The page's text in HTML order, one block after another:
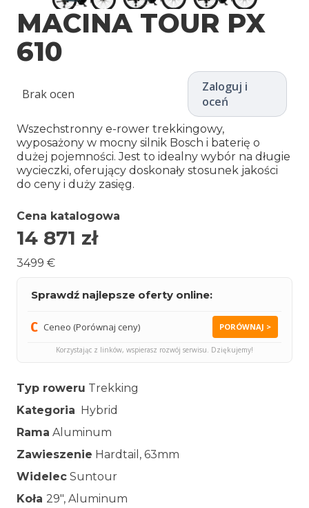
MACINA TOUR PX
610
Brak ocen
Zaloguj i
oceń
Wszechstronny e-rower trekkingowy,
wyposażony w mocny silnik Bosch i baterię o
dużej pojemności. Jest to idealny wybór na długie
wycieczki, oferujący doskonały stosunek jakości
do ceny i duży zasięg.
Cena katalogowa
14 871 zł
3499 €
Sprawdź najlepsze oferty online:
Ceneo (Porównaj ceny) PORÓWNAJ >
Korzystając z linków, wspierasz rozwój serwisu. Dziękujemy!
Typ roweru Trekking
Kategoria Hybrid
Rama Aluminum
Zawieszenie Hardtail, 63mm
Widelec Suntour
Koła 29″, Aluminum